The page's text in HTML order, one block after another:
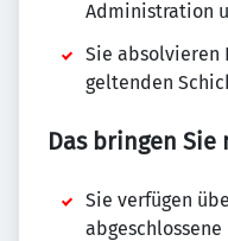
Administration
Sie absolvieren
geltenden
Das bringen Sie
Sie verfügen